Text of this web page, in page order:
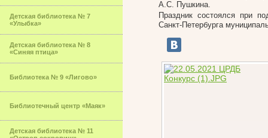
Детская библиотека № 7
«Улыбка»
Детская библиотека № 8
«Синяя птица»
Библиотека № 9 «Лигово»
Библиотечный центр «Маяк»
Детская библиотека № 11
А.С. Пушкина.
Праздник состоялся при
Санкт-Петербурга